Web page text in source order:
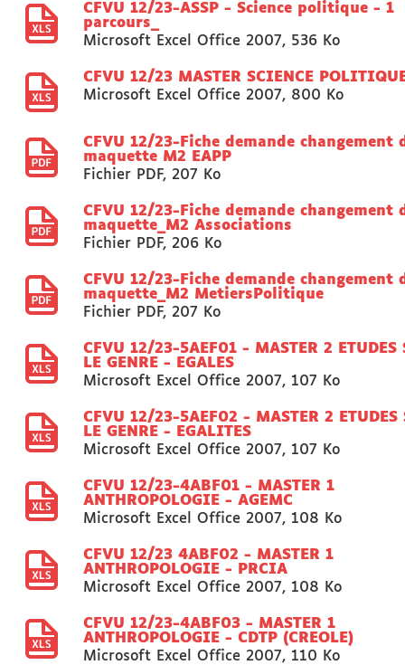
CFVU 12/23-ASSP - Science politique - 1
parcours_
Microsoft Excel Office 2007, 536 Ko
CFVU 12/23 MASTER SCIENCE
Microsoft Excel Office 2007, 800 Ko
CFVU 12/23-Fiche demande changement
maquette M2 EAPP
Fichier PDF, 207 Ko
CFVU 12/23-Fiche demande changement
maquette_M2 Associations
Fichier PDF, 206 Ko
CFVU 12/23-Fiche demande changement
maquette_M2 MetiersPolitique
Fichier PDF, 207 Ko
CFVU 12/23-5AEF01 - MASTER 2 ETUDES
LE GENRE - EGALES
Microsoft Excel Office 2007, 107 Ko
CFVU 12/23-5AEF02 - MASTER 2 ETUDES
LE GENRE - EGALITES
Microsoft Excel Office 2007, 107 Ko
CFVU 12/23-4ABF01 - MASTER 1
ANTHROPOLOGIE - AGEMC
Microsoft Excel Office 2007, 108 Ko
CFVU 12/23 4ABF02 - MASTER 1
ANTHROPOLOGIE - PRCIA
Microsoft Excel Office 2007, 108 Ko
CFVU 12/23-4ABF03 - MASTER 1
ANTHROPOLOGIE - CDTP (CREOLE)
Microsoft Excel Office 2007, 110 Ko